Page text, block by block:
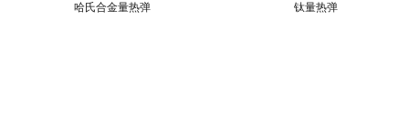
哈氏合金量热弹 钛量热弹